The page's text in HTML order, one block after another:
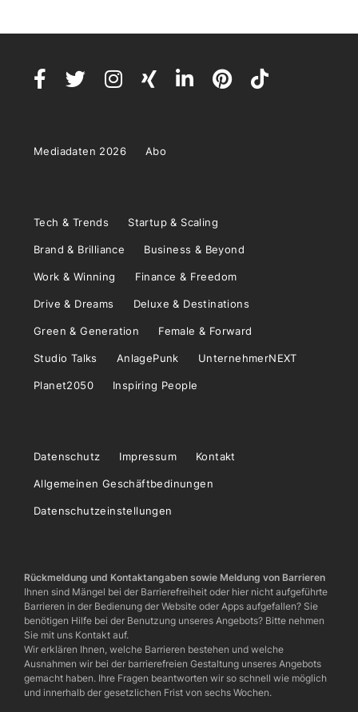
Mediadaten 2026 Abo
Tech & Trends Startup & Scaling
Brand & Brilliance Business & Beyond
Work & Winning Finance & Freedom
Drive & Dreams Deluxe & Destinations
Green & Generation Female & Forward
Studio Talks AnlagePunk UnternehmerNEXT
Planet2050 Inspiring People
Datenschutz Impressum Kontakt
Allgemeinen Geschäftbedinungen
Datenschutzeinstellungen
Rückmeldung und Kontaktangaben sowie Meldung von Barrieren
Ihnen sind Mängel bei der Barrierefreiheit oder hier nicht aufgeführte
Barrieren in der Bedienung der Website oder Apps aufgefallen? Sie
benötigen Hilfe bei der Benutzung unseres Angebots? Bitte nehmen
Sie mit uns Kontakt auf.
Wir erklären Ihnen, welche Barrieren bestehen und welche
Ausnahmen wir bei der barrierefreien Gestaltung unseres Angebots
gemacht haben. Ihre Fragen beantworten wir so schnell wie möglich
und innerhalb der gesetzlichen Frist von sechs Wochen.